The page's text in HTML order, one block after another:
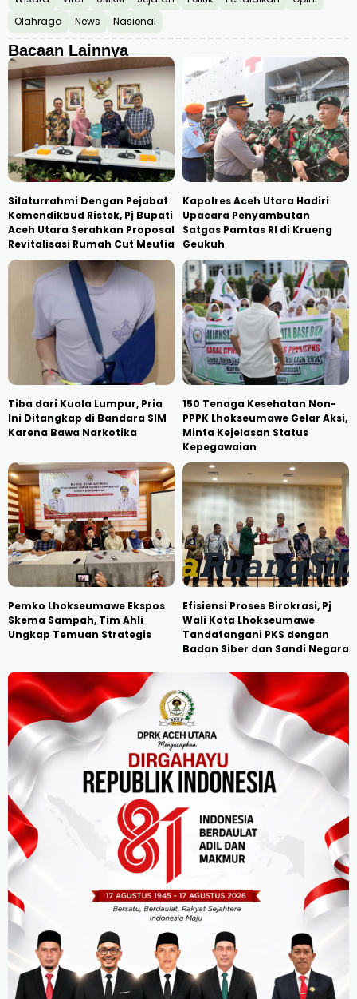
Olahraga
News Nasional
Bacaan Lainnya
Silaturrahmi Dengan Pejabat
Kemendikbud Ristek, Pj Bupati
Aceh Utara Serahkan Proposal
Revitalisasi Rumah Cut Meutia
Kapolres Aceh Utara Hadiri
Upacara Penyambutan
Satgas Pamtas RI di Krueng
Geukuh
Tiba dari Kuala Lumpur, Pria
Ini Ditangkap di Bandara SIM
Karena Bawa Narkotika
150 Tenaga Kesehatan Non-
PPPK Lhokseumawe Gelar Aksi,
Minta Kejelasan Status
Kepegawaian
Pemko Lhokseumawe Ekspos
Skema Sampah, Tim Ahli
Ungkap Temuan Strategis
Efisiensi Proses Birokrasi, Pj
Wali Kota Lhokseumawe
Tandatangani PKS dengan
Badan Siber dan Sandi Negara